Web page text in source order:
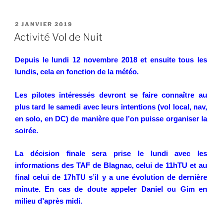
PUBLIÉ
LE
2 JANVIER 2019
Activité Vol de Nuit
Depuis le lundi 12 novembre 2018 et ensuite tous les
lundis, cela en fonction de la météo.
Les pilotes intéressés devront se faire connaître au
plus tard le samedi avec leurs intentions (vol local, nav,
en solo, en DC) de manière que l’on puisse organiser la
soirée.
La décision finale sera prise le lundi avec les
informations des TAF de Blagnac, celui de 11hTU et au
final celui de 17hTU s’il y a une évolution de dernière
minute. En cas de doute appeler Daniel ou Gim en
milieu d’après midi.